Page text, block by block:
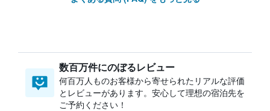
数百万件にのぼるレビュー
何百万人ものお客様から寄せられたリアルな評価
とレビューがあります。安心して理想の宿泊先を
ご予約ください！